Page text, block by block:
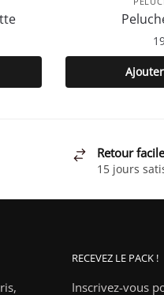
Retour facile
15 jours
RECEVEZ LE PACK !
Inscrivez-vous